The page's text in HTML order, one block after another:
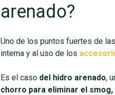
arenado?
Uno de los puntos fuertes de
interna y al uso de los
Es el caso del hidro arenado,
chorro para eliminar el